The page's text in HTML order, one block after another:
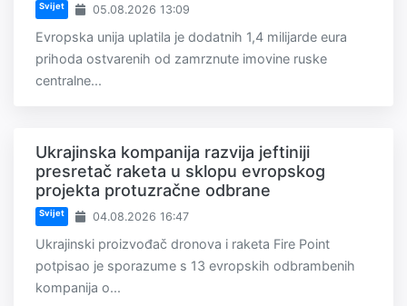
Svijet 05.08.2026 13:09
Evropska unija uplatila je dodatnih 1,4 milijarde eura
prihoda ostvarenih od zamrznute imovine ruske
centralne...
Ukrajinska kompanija razvija jeftiniji
presretač raketa u sklopu evropskog
projekta protuzračne odbrane
Svijet 04.08.2026 16:47
Ukrajinski proizvođač dronova i raketa Fire Point
potpisao je sporazume s 13 evropskih odbrambenih
kompanija o...